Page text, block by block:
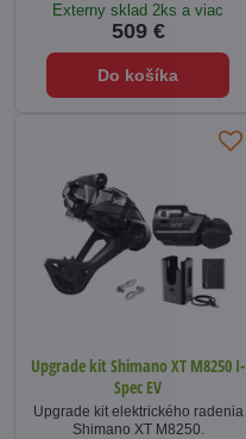
Externy sklad 2ks a viac
509 €
Do košíka
Upgrade kit Shimano XT M8250 I-
Spec EV
Upgrade kit elektrického radenia
Shimano XT M8250.